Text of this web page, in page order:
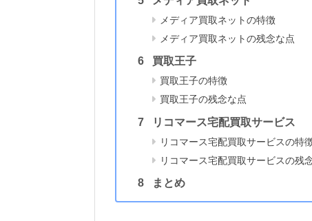
メディア買取ネットの特徴
メディア買取ネットの残念な点
買取王子
買取王子の特徴
買取王子の残念な点
リコマース宅配買取サービス
リコマース宅配買取サービスの特
リコマース宅配買取サービスの残
まとめ